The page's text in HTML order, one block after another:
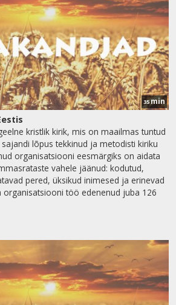
35min
kristlik kirik, mis on maailmas tuntud
lõpus tekkinud ja metodisti kiriku
organisatsiooni eesmärgiks on aidata
vahele jäänud: kodutud,
pered, üksikud inimesed ja erinevad
organisatsiooni töö edenenud juba 126